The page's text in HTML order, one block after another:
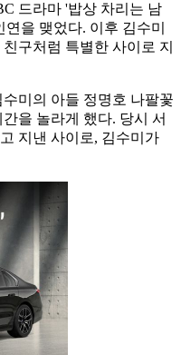
드라마 '밥상 차리는 남
을 맺었다. 이후 김수미
구처럼 특별한 사이로 지
미의 아들 정명호 나팔꽃
을 놀라게 했다. 당시 서
지낸 사이로, 김수미가